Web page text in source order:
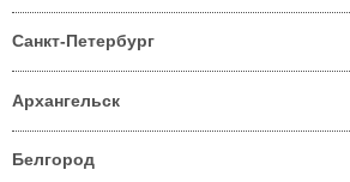
Санкт-Петербург
Архангельск
Белгород